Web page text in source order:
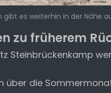
es weiterhin in der Nähe
zu früherem
Steinbrückenkamp
über die